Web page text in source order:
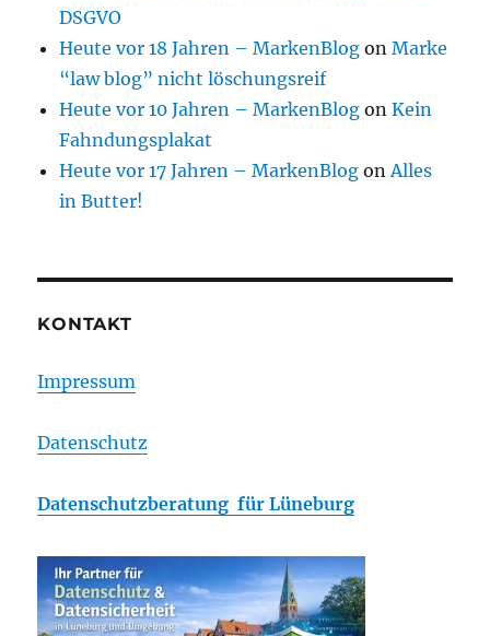
DSGVO
Heute vor 18 Jahren – MarkenBlog onMarke
“law blog” nicht löschungsreif
Heute vor 10 Jahren – MarkenBlog onKein
Fahndungsplakat
Heute vor 17 Jahren – MarkenBlog onAlles
in Butter!
KONTAKT
Impressum
Datenschutz
Datenschutzberatung für Lüneburg